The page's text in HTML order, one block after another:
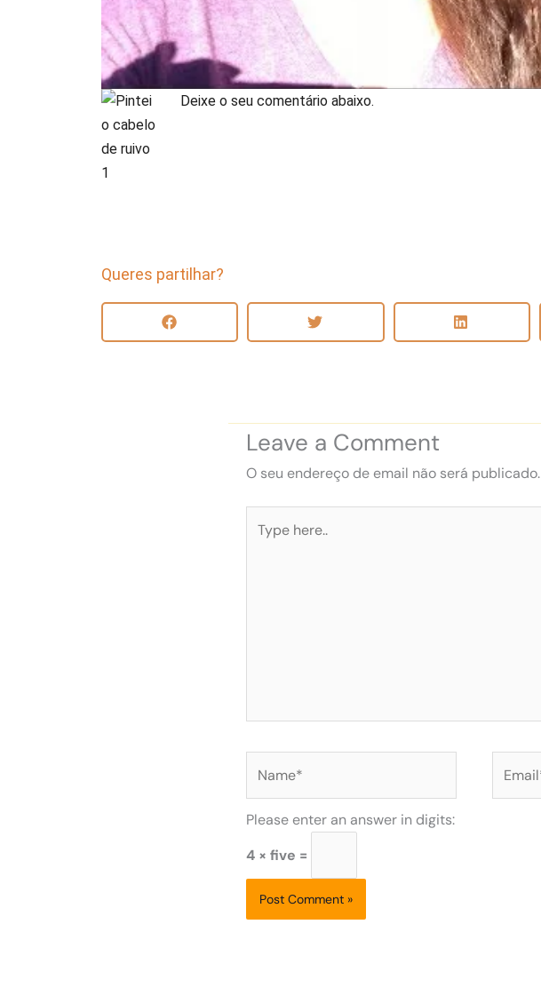
Deixe o seu comentário abaixo.
Queres partilhar?
Leave a Comment
O seu endereço de email não será publicado.
here..
Please enter an answer in digits:
4 × five =